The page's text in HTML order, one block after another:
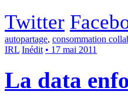
Twitter
autopartage, consommation
IRL Inédit • 17 mai 2011
La data